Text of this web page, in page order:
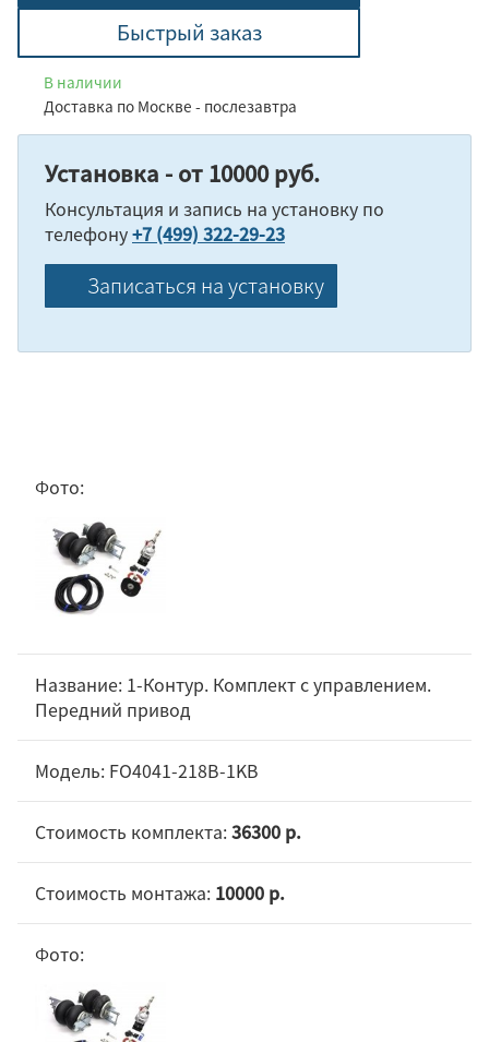
Быстрый заказ
В наличии
Доставка по Москве - послезавтра
Установка - от 10000 руб.
Консультация и запись на установку по
телефону+7 (499) 322-29-23
Записаться на установку
1-Контур. Комплект c управлением.
Передний привод
FO4041-218B-1KB
36300 р.
10000 р.